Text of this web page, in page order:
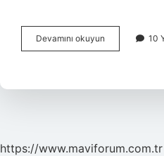
Devamını okuyun Dünyanın
En
Hangi
10
https://www.maviforum.com.tr